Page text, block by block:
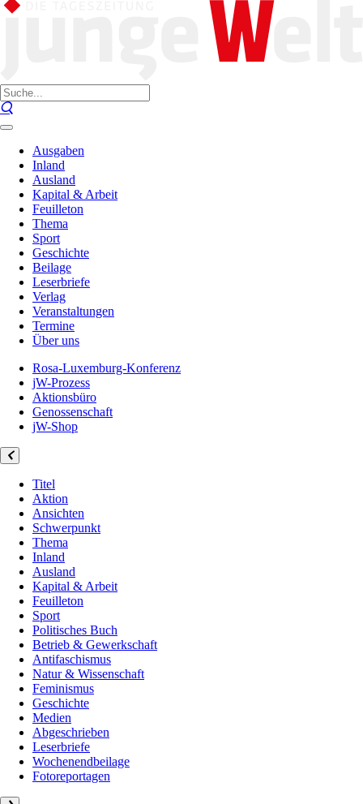
Ausgaben
Inland
Ausland
Kapital & Arbeit
Feuilleton
Thema
Sport
Geschichte
Beilage
Leserbriefe
Verlag
Veranstaltungen
Termine
Über uns
Rosa-Luxemburg-Konferenz
jW-Prozess
Aktionsbüro
Genossenschaft
jW-Shop
Titel
Aktion
Ansichten
Schwerpunkt
Thema
Inland
Ausland
Kapital & Arbeit
Feuilleton
Sport
Politisches Buch
Betrieb & Gewerkschaft
Antifaschismus
Natur & Wissenschaft
Feminismus
Geschichte
Medien
Abgeschrieben
Leserbriefe
Wochenendbeilage
Fotoreportagen